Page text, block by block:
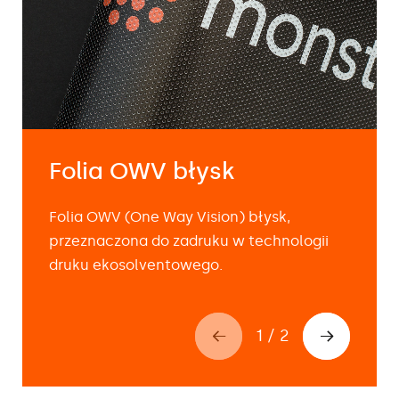
Folia OWV błysk
Folia OWV (One Way Vision) błysk,
przeznaczona do zadruku w technologii
druku ekosolventowego.
1 / 2